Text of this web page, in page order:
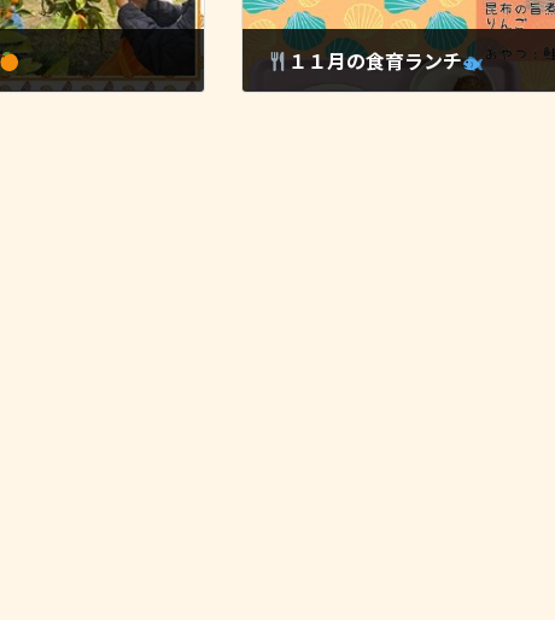
１１月の食育ランチ